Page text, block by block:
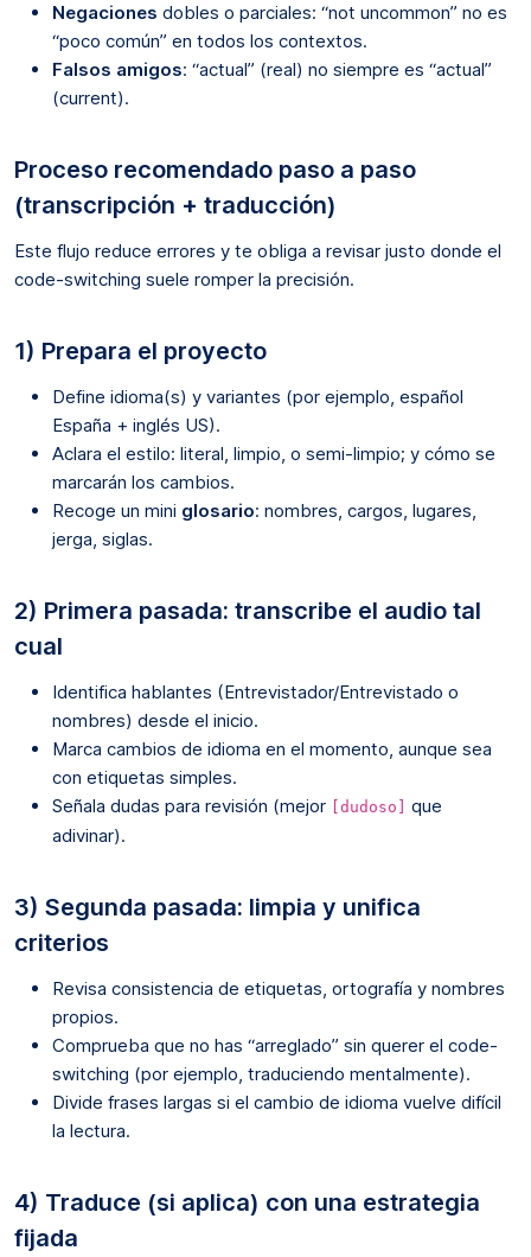
Negaciones dobles o parciales: “not uncommon” no es
“poco común” en todos los contextos.
Falsos amigos: “actual” (real) no siempre es “actual”
(current).
Proceso recomendado paso a paso
(transcripción + traducción)
Este flujo reduce errores y te obliga a revisar justo donde el
code-switching suele romper la precisión.
1) Prepara el proyecto
Define idioma(s) y variantes (por ejemplo, español
España + inglés US).
Aclara el estilo: literal, limpio, o semi-limpio; y cómo se
marcarán los cambios.
Recoge un mini glosario: nombres, cargos, lugares,
jerga, siglas.
2) Primera pasada: transcribe el audio tal
cual
Identifica hablantes (Entrevistador/Entrevistado o
nombres) desde el inicio.
Marca cambios de idioma en el momento, aunque sea
con etiquetas simples.
Señala dudas para revisión (mejor
[dudoso]
que
adivinar).
3) Segunda pasada: limpia y unifica
criterios
Revisa consistencia de etiquetas, ortografía y nombres
propios.
Comprueba que no has “arreglado” sin querer el code-
switching (por ejemplo, traduciendo mentalmente).
Divide frases largas si el cambio de idioma vuelve difícil
la lectura.
4) Traduce (si aplica) con una estrategia
fijada